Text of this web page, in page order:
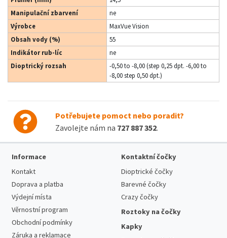
Manipulační zbarvení
ne
Výrobce
MaxVue Vision
Obsah vody (%)
55
Indikátor rub-líc
ne
Dioptrický rozsah
-0,50 to -8,00 (step 0,25 dpt. -6,00 to
-8,00 step 0,50 dpt.)
Potřebujete pomoct nebo poradit?
Zavolejte nám na 727 887 352.
Informace
Kontakt
Doprava a platba
Výdejní místa
Věrnostní program
Obchodní podmínky
Záruka a reklamace
Kontaktní čočky
Dioptrické čočky
Barevné čočky
Crazy čočky
Roztoky na čočky
Kapky